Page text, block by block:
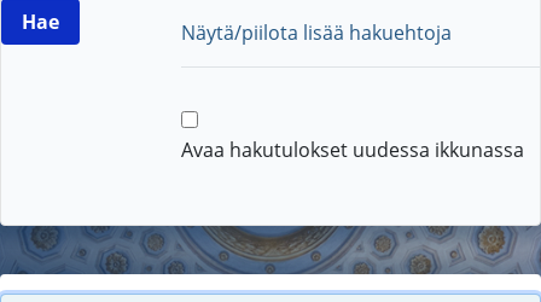
Näytä/piilota lisää hakuehtoja
Avaa hakutulokset uudessa ikkunassa